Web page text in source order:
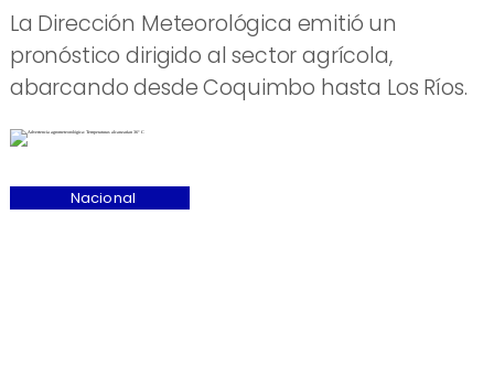
La Dirección Meteorológica emitió un
pronóstico dirigido al sector agrícola,
abarcando desde Coquimbo hasta Los Ríos.
Nacional